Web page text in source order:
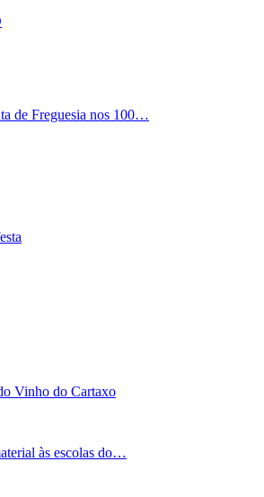
de Freguesia nos 100…
Vinho do Cartaxo
às escolas do…